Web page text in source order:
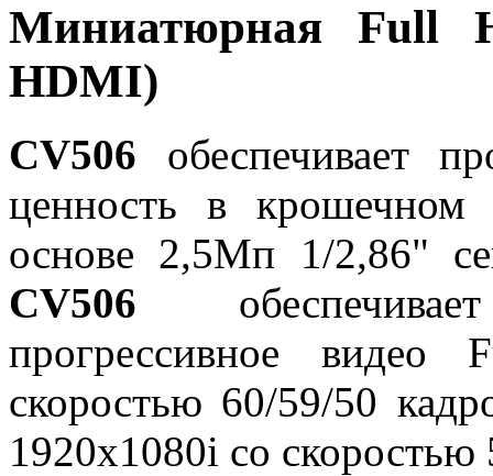
Миниатюрная Full
HDMI)
CV506 обеспечивает
ценность в крошечном
основе 2,5Мп 1/2,86"
CV506
прогрессивное
скоростью 60/59/50
1920x1080i со скоростью